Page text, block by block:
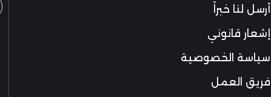
أرسل لنا خبراً
إشعار قانوني
سياسة الخصوصية
فريق العمل